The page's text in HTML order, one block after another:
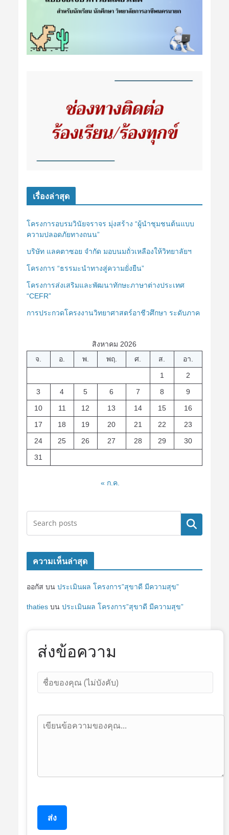
เรื่องล่าสุด
โครงการอบรมวินัยจราจร มุ่งสร้าง “ผู้นำชุมชนต้นแบบ
ความปลอดภัยทางถนน”
บริษัท แลคตาซอย จำกัด มอบนมถั่วเหลืองให้วิทยาลัยฯ
โครงการ “ธรรมะนำทางสู่ความยั่งยืน”
โครงการส่งเสริมและพัฒนาทักษะภาษาต่างประเทศ
“CEFR”
การประกวดโครงงานวิทยาศาสตร์อาชีวศึกษา ระดับภาค
สิงหาคม 2026
จ.
อ. พ. พฤ. ศ. ส.
อา.
1
2
3
4 5 6 7 8
9
10
11 12 13 14 15
16
17
18 19 20 21 22
23
24
25 26 27 28 29
30
31
« ก.ค.
ค้นหา
ความเห็นล่าสุด
ออกัส บน ประเมินผล โครงการ”สุขาดี มีความสุข”
thatiesบน ประเมินผล โครงการ”สุขาดี มีความสุข”
ส่งข้อความ
ส่ง